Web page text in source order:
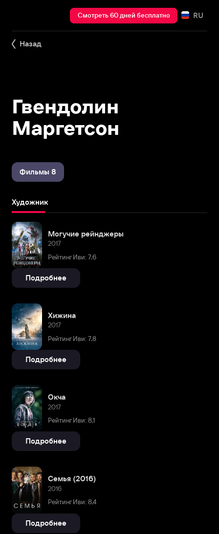
Смотреть 60 дней бесплатно RU
Назад
Гвендолин
Маргетсон
Фильмы 8
Художник
Могучие рейнджеры
2017
Рейтинг Иви: 7,6
Подробнее
Хижина
2017
Рейтинг Иви: 7,8
Подробнее
Окча
2017
Рейтинг Иви: 8,1
Подробнее
Семья (2016)
2016
Рейтинг Иви: 8,4
Подробнее